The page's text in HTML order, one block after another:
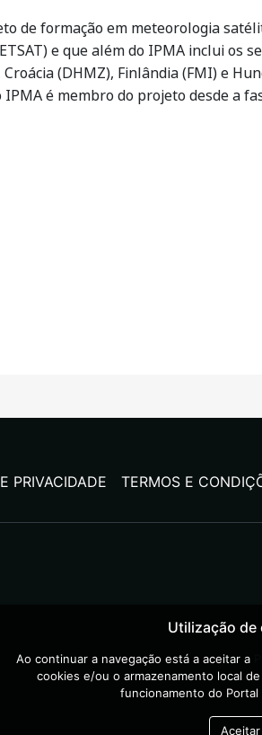
de formação em meteorologia
e que além do IPMA inclui os
(DHMZ), Finlândia (FMI) e
é membro do projeto desde a
PRIVACIDADE TERMOS E
Utilização de
Ao continuar a navegação está a aceitar a
cookies e/ou o armazenamento local
funcionamento do Portal
Aceitar